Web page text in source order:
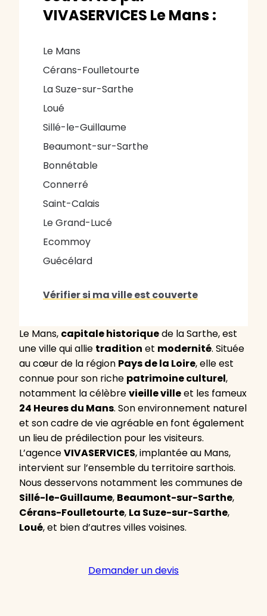
VIVASERVICES Le Mans :
Le Mans
Cérans-Foulletourte
La Suze-sur-Sarthe
Loué
Sillé-le-Guillaume
Beaumont-sur-Sarthe
Bonnétable
Connerré
Saint-Calais
Le Grand-Lucé
Ecommoy
Guécélard
Vérifier si ma ville est couverte
Le Mans, capitale historiquede la Sarthe, est
une ville qui allie tradition et modernité. Située
au cœur de la région Pays de la Loire, elle est
connue pour son riche patrimoine culturel,
notamment la célèbrevieille villeet les fameux
24 Heures du Mans. Son environnement naturel
et son cadre de vie agréable en font également
un lieu de prédilection pour les visiteurs.
L’agenceVIVASERVICES, implantée au Mans,
intervient sur l’ensemble du territoire sarthois.
Nous desservons notamment les communes de
Sillé-le-Guillaume, Beaumont-sur-Sarthe,
Cérans-Foulletourte, La Suze-sur-Sarthe,
Loué, et bien d’autres villes voisines.
Demander un devis